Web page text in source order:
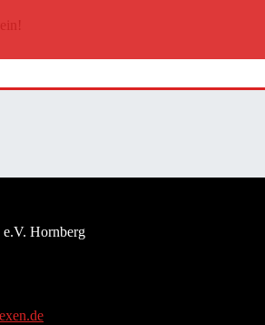
Hornberg